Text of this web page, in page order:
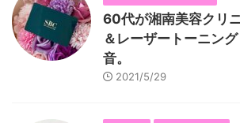
60代が湘南美容クリ
＆レーザートーニン
音。
2021/5/29